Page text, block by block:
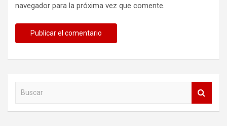
navegador para la próxima vez que comente.